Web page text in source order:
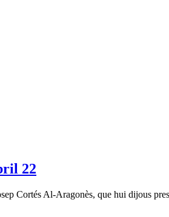
22
Cortés Al-Aragonès, que hui dijous